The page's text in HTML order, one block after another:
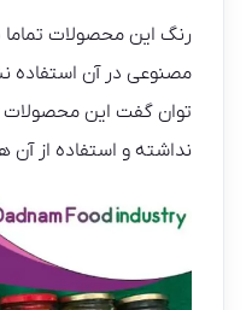
رنگ این محصولات
مصنوعی در آن
توان گفت این
نداشته و استفاده از